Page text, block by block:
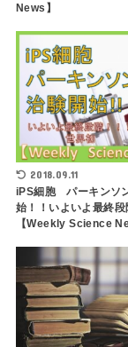
News】
2018.09.11
iPS細胞 パーキンソ
始！！いよいよ最終
【Weekly Science